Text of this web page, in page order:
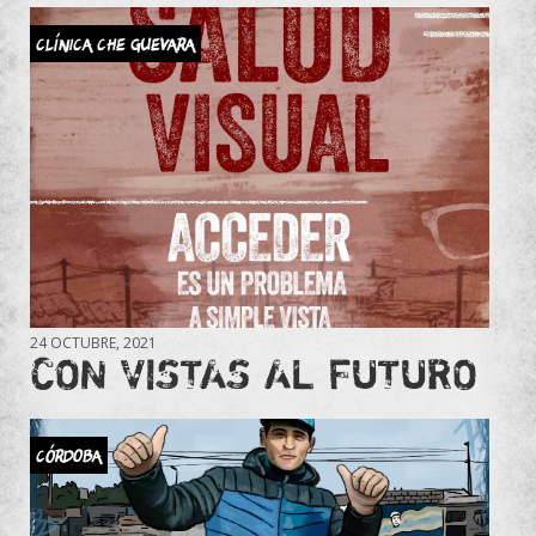
Clínica Che Guevara
24 OCTUBRE, 2021
CON VISTAS AL FUTURO
CÓRDOBA